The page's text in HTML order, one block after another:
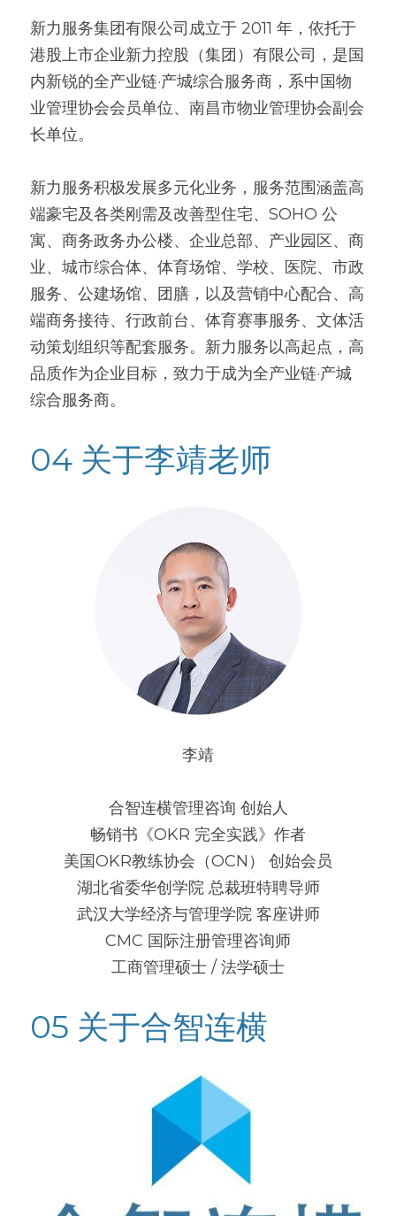
新力服务集团有限公司成立于 2011 年，依托于
港股上市企业新力控股（集团）有限公司，是国
内新锐的全产业链·产城综合服务商，系中国物
业管理协会会员单位、南昌市物业管理协会副会
长单位。
新力服务积极发展多元化业务，服务范围涵盖高
端豪宅及各类刚需及改善型住宅、SOHO 公
寓、商务政务办公楼、企业总部、产业园区、商
业、城市综合体、体育场馆、学校、医院、市政
服务、公建场馆、团膳，以及营销中心配合、高
端商务接待、行政前台、体育赛事服务、文体活
动策划组织等配套服务。新力服务以高起点，高
品质作为企业目标，致力于成为全产业链·产城
综合服务商。
04 关于李靖老师
李靖
合智连横管理咨询 创始人
畅销书《OKR 完全实践》作者
美国OKR教练协会（OCN） 创始会员
湖北省委华创学院 总裁班特聘导师
武汉大学经济与管理学院 客座讲师
CMC 国际注册管理咨询师
工商管理硕士 / 法学硕士
05 关于合智连横